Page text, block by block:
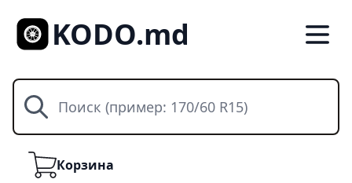
KODO.md
Поиск
КорзинаКорзина